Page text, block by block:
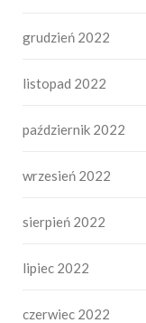
grudzień 2022
listopad 2022
październik 2022
wrzesień 2022
sierpień 2022
lipiec 2022
czerwiec 2022